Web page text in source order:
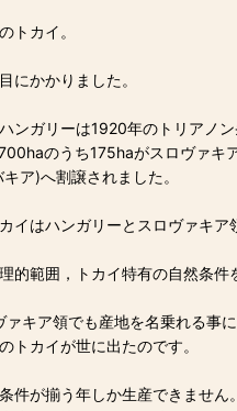
トカイ。
にかかりました。
ンガリーは1920年のトリアノ
のうち175haがスロヴァキ
ア)へ割譲されました。
イはハンガリーとスロヴァキア
的範囲，トカイ特有の自然条件
キア領でも産地を名乗れる事に
トカイが世に出たのです。
件が揃う年しか生産できません。